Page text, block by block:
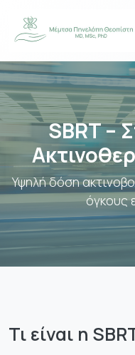
SBRT –
Υψηλή δόση
όγκους
Τι είναι η